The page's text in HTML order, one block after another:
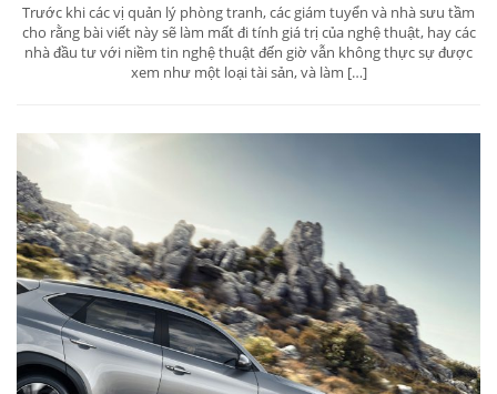
Trước khi các vị quản lý phòng tranh, các giám tuyển và nhà sưu tầm
cho rằng bài viết này sẽ làm mất đi tính giá trị của nghệ thuật, hay các
nhà đầu tư với niềm tin nghệ thuật đến giờ vẫn không thực sự được
xem như một loại tài sản, và làm […]